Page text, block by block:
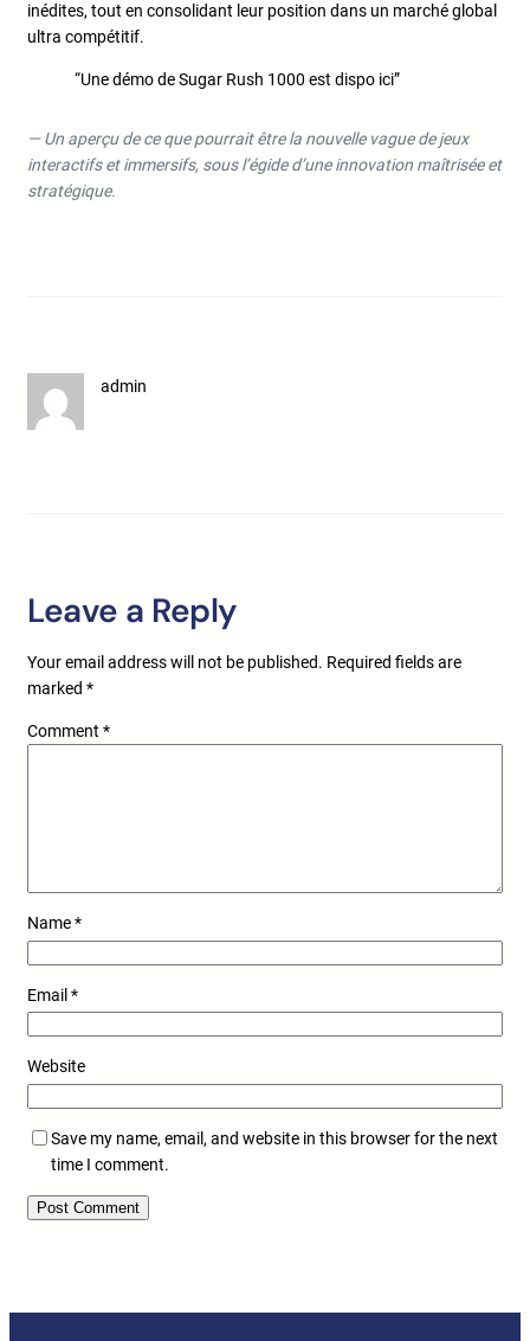
inédites, tout en consolidant leur position dans un marché global
ultra compétitif.
“Une démo de Sugar Rush 1000 est dispo ici”
— Un aperçu de ce que pourrait être la nouvelle vague de jeux
interactifs et immersifs, sous l’égide d’une innovation maîtrisée et
stratégique.
admin
Leave a Reply
Your email address will not be published. Required fields are
marked *
Comment *
Name*
Email *
Website
Save my name, email, and website in this browser for the next
time I comment.